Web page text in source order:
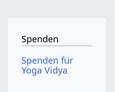
Spenden
Spenden für
Yoga Vidya